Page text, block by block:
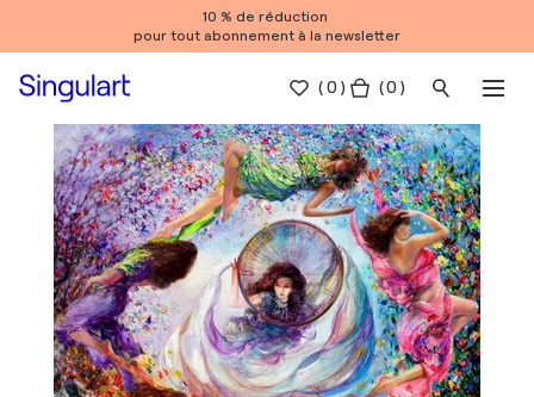
10 % de réduction
pour tout abonnement à la newsletter
(0 ) ( 0 )